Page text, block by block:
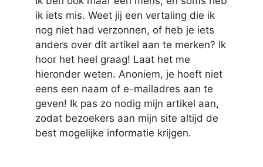
ik iets mis. Weet jij een vertaling die ik
nog niet had verzonnen, of heb je iets
anders over dit artikel aan te merken? Ik
hoor het heel graag! Laat het me
hieronder weten. Anoniem, je hoeft niet
eens een naam of e-mailadres aan te
geven! Ik pas zo nodig mijn artikel aan,
zodat bezoekers aan mijn site altijd de
best mogelijke informatie krijgen.